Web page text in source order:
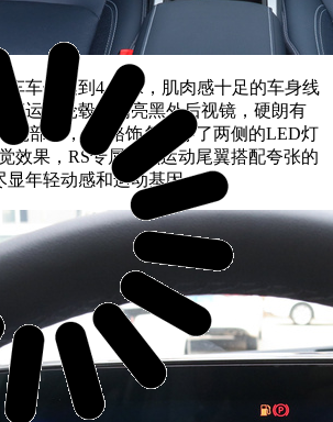
车长达到4.63米，肌肉感十足的车身线
辐运动轮毂、高亮黑外后视镜，硬朗有
尾部分，“镀铬饰条贯穿了两侧的LED灯
效果，RS专属曜黑运动尾翼搭配夸张的
显年轻动感和运动基因。